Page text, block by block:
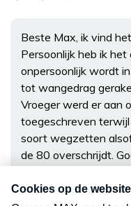
Beste Max, ik vind
Persoonlijk heb ik
onpersoonlijk wordt
tot wangedrag
Vroeger werd er aan
toegeschreven terwijl
soort wegzetten
de 80 overschrijdt.
Bij een grote groep